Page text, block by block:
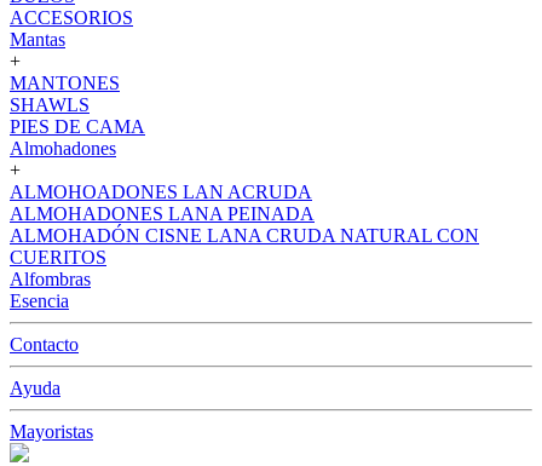
ACCESORIOS
Mantas
+
MANTONES
SHAWLS
PIES DE CAMA
Almohadones
+
ALMOHOADONES LAN ACRUDA
ALMOHADONES LANA PEINADA
ALMOHADÓN CISNE LANA CRUDA NATURAL CON
CUERITOS
Alfombras
Esencia
Contacto
Ayuda
Mayoristas